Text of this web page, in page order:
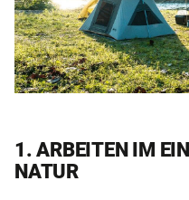
1. ARBEITEN IM
NATUR